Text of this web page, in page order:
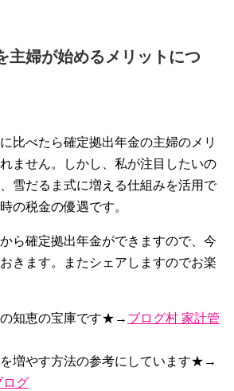
主婦が始めるメリットにつ
比べたら確定拠出年金の主婦のメリ
ません。しかし、私が注目したいの
雪だるま式に増える仕組みを活用で
の税金の優遇です。
ら確定拠出年金ができますので、今
きます。またシェアしますのでお楽
知恵の宝庫です★→ ブログ村 家計管
増やす方法の参考にしています★→
ログ